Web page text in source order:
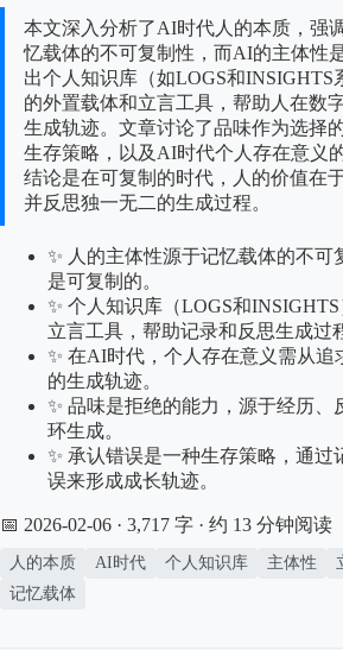
本文深入分析了AI时代人的本质，强
忆载体的不可复制性，而AI的主体性
出个人知识库（如LOGS和INSIGHTS
的外置载体和立言工具，帮助人在数
生成轨迹。文章讨论了品味作为选择
生存策略，以及AI时代个人存在意义
结论是在可复制的时代，人的价值在
并反思独一无二的生成过程。
✨ 人的主体性源于记忆载体的不
是可复制的。
✨ 个人知识库（LOGS和
立言工具，帮助记录和反思生成过
✨ 在AI时代，个人存在意义需从
的生成轨迹。
✨ 品味是拒绝的能力，源于经历、
环生成。
✨ 承认错误是一种生存策略，通过
误来形成成长轨迹。
📅 2026-02-06 · 3,717 字 · 约 13 分钟阅读
人的本质 AI时代 个人知识库 主体性
记忆载体